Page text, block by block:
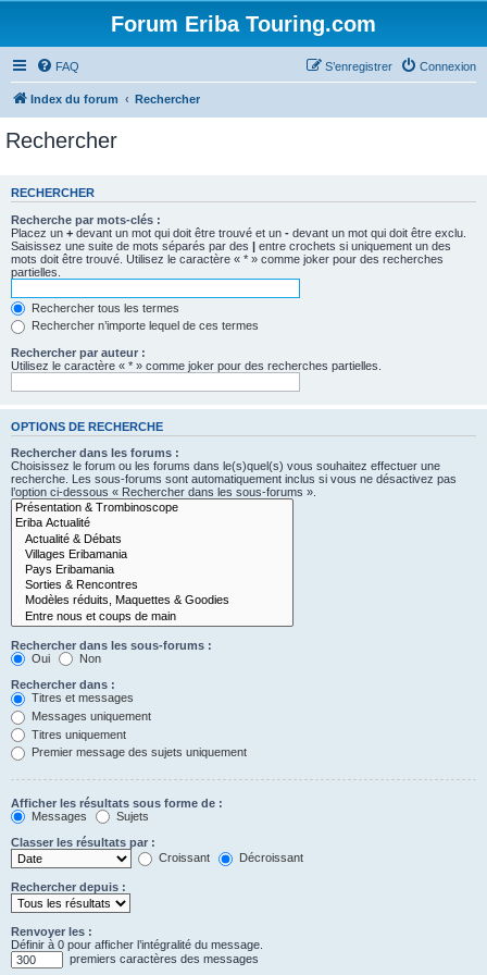
Forum Eriba Touring.com
FAQ Connexion
S’enregistrer
Index du forum Rechercher
Rechercher
RECHERCHER
Recherche par mots-clés :
Placez un + devant un mot qui doit être trouvé et un - devant un mot qui doit être exclu.
Saisissez une suite de mots séparés par des | entre crochets si uniquement un des
mots doit être trouvé. Utilisez le caractère « * » comme joker pour des recherches
partielles.
Rechercher tous les termes
Rechercher n’importe lequel de ces termes
Rechercher par auteur :
Utilisez le caractère « * » comme joker pour des recherches partielles.
OPTIONS DE RECHERCHE
Rechercher dans les forums :
Choisissez le forum ou les forums dans le(s)quel(s) vous souhaitez effectuer une
recherche. Les sous-forums sont automatiquement inclus si vous ne désactivez pas
l’option ci-dessous « Rechercher dans les sous-forums ».
Rechercher dans les sous-forums :
Oui
Non
Rechercher dans :
Titres et messages
Messages uniquement
Titres uniquement
Premier message des sujets uniquement
Afficher les résultats sous forme de :
Messages
Sujets
Classer les résultats par :
Croissant
Décroissant
Rechercher depuis :
Renvoyer les :
Définir à 0 pour afficher l’intégralité du message.
premiers caractères des messages